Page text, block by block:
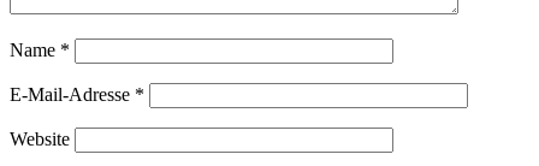
Name *
E-Mail-Adresse *
Website